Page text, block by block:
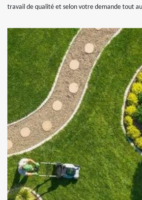
travail de qualité et selon votre demande tout au